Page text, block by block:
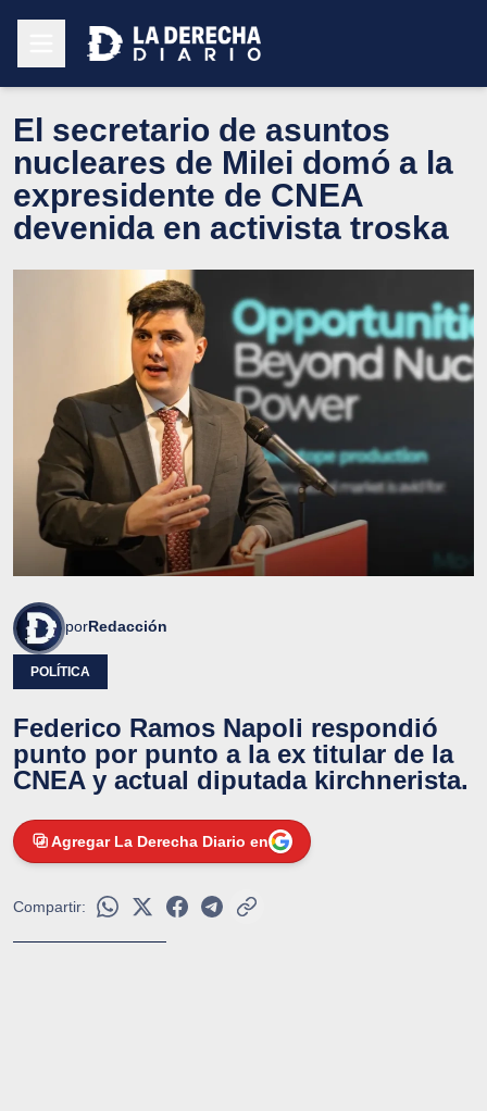
El secretario de asuntos
nucleares de Milei domó a la
expresidente de CNEA
devenida en activista troska
porRedacción
POLÍTICA
Federico Ramos Napoli respondió
punto por punto a la ex titular de la
CNEA y actual diputada kirchnerista.
Agregar La Derecha Diario en
Compartir: